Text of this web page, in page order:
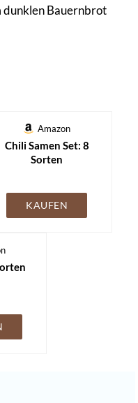
dunklen Bauernbrot
Amazon
Chili Samen Set: 8
Sorten
KAUFEN